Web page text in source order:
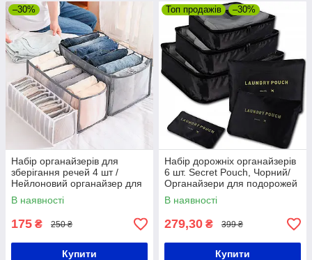
–30%
Набір органайзерів для
зберігання речей 4 шт /
Нейлоновий органайзер для
нижньої білизни та шкарпеток
В наявності
175 ₴ 250 ₴
Купити
Топ продажів –30%
Набір дорожніх органайзерів
6 шт. Secret Pouch, Чорний/
Органайзери для подорожей
В наявності
279,30 ₴ 399 ₴
Купити